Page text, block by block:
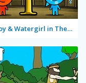
Fireboy & Watergirl in The Forest Temple